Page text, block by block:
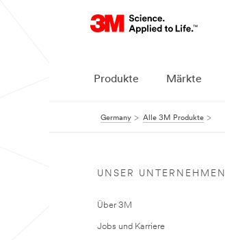
Produkte Märkte
Germany Alle 3M Produkte
UNSER UNTERNEHMEN
Über 3M
Jobs und Karriere